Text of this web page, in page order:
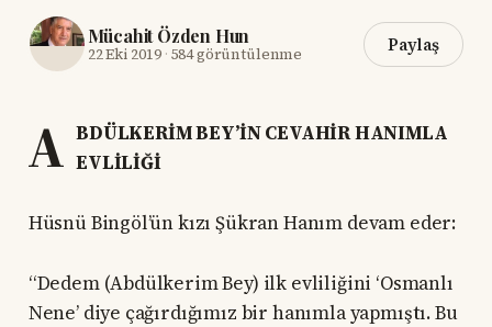
Mücahit Özden Hun
22 Eki 2019· 584 görüntülenme Paylaş
A BDÜLKERİM BEY’İN CEVAHİR HANIMLA
EVLİLİĞİ
Hüsnü Bingöl’ün kızı Şükran Hanım devam eder:
“Dedem (Abdülkerim Bey) ilk evliliğini ‘Osmanlı
Nene’ diye çağırdığımız bir hanımla yapmıştı. Bu